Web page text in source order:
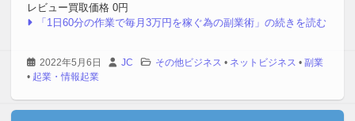
レビュー買取価格 0円
「1日60分の作業で毎月3万円を稼ぐ為の副業術」の続きを読む
2022年5月6日 JC その他ビジネス • ネットビジネス • 副業
• 起業・情報起業